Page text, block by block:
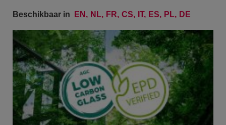
Beschikbaar in EN NL FR CS IT ES PL DE